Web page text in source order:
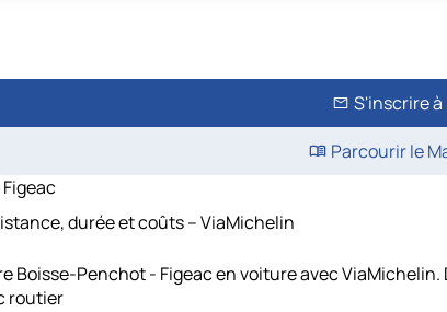
S'inscrire
Parcourir le
durée et coûts – ViaMichelin
Boisse-Penchot - Figeac en voiture avec
routier